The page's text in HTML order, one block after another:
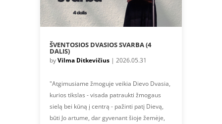
ŠVENTOSIOS DVASIOS SVARBA (4
DALIS)
byVilma Ditkevičius| 2026.05.31
"Atgimusiame žmoguje veikia Dievo Dvasia,
kurios tikslas - visada patraukti žmogaus
sielą bei kūną į centrą - pažinti patį Dievą,
būti Jo artume, dar gyvenant šioje žemėje,